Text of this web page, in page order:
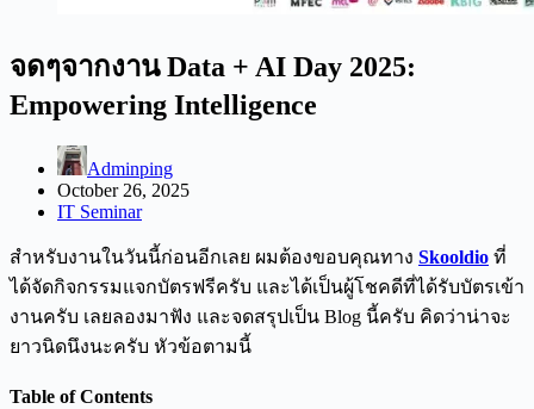
จดๆจากงาน Data + AI Day 2025:
Empowering Intelligence
Adminping
October 26, 2025
IT Seminar
สำหรับงานในวันนี้ก่อนอีกเลย ผมต้องขอบคุณทาง Skooldio ที่
ได้จัดกิจกรรมแจกบัตรฟรีครับ และได้เป็นผู้โชคดีที่ได้รับบัตรเข้า
งานครับ เลยลองมาฟัง และจดสรุปเป็น Blog นี้ครับ คิดว่าน่าจะ
ยาวนิดนึงนะครับ หัวข้อตามนี้
Table of Contents